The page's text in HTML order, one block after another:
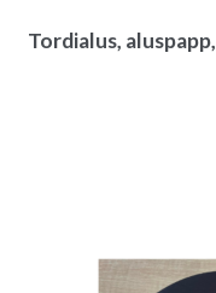
Tordialus,